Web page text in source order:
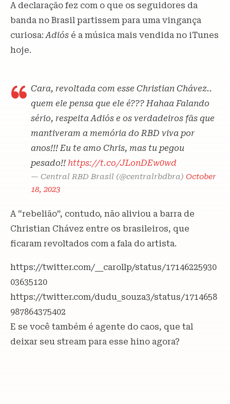
A declaração fez com o que os seguidores da
banda no Brasil partissem para uma vingança
curiosa:Adiós é a música mais vendida no iTunes
hoje.
Cara, revoltada com esse Christian Chávez..
quem ele pensa que ele é??? Hahaa Falando
sério, respeita Adiós e os verdadeiros fãs que
mantiveram a memória do RBD viva por
anos!!! Eu te amo Chris, mas tu pegou
pesado!! https://t.co/JLonDEw0wd
— Central RBD Brasil (@centralrbdbra) October
18, 2023
A “rebelião”, contudo, não aliviou a barra de
Christian Chávez entre os brasileiros, que
ficaram revoltados com a fala do artista.
https://twitter.com/__carollp/status/17146225930
03635120
https://twitter.com/dudu_souza3/status/1714658
987864375402
E se você também é agente do caos, que tal
deixar seu stream para esse hino agora?